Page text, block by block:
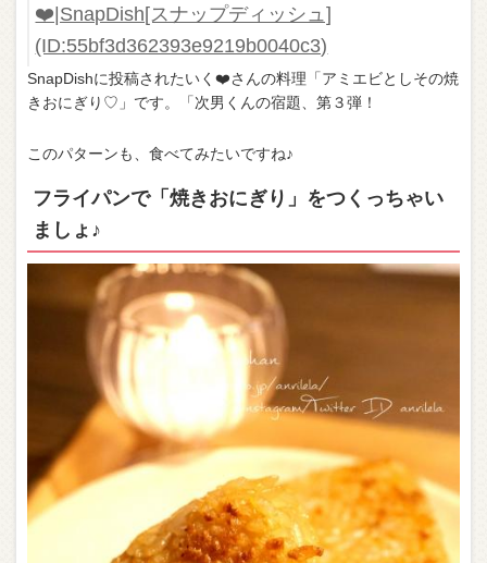
❤️|SnapDish[スナップディッシュ]
(ID:55bf3d362393e9219b0040c3)
SnapDishに投稿されたいく❤️さんの料理「アミエビとしその焼
きおにぎり♡」です。「次男くんの宿題、第３弾！
このパターンも、食べてみたいですね♪
フライパンで「焼きおにぎり」をつくっちゃい
ましょ♪